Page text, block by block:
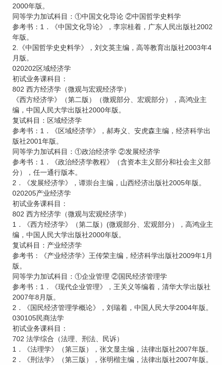
2000年版。
同等学力加试科目：①中国文化导论 ②中国哲学史料学
参考书：1．《中国文化导论》，李宗桂着，广东人民出版社2002
年版。
2.《中国哲学史史料学》，刘文英主编，高等教育出版社2003年4
月版。
020202区域经济学
初试业务课科目：
802 西方经济学（微观与宏观经济学）
《西方经济学》（第二版）（微观部分、宏观部分），高鸿业主
编，中国人民大学出版社2000年版。
复试科目：区域经济学
参考书：1．《区域经济学》，郝寿义、安虎森主编，经济科学出
版社2001年版。
同等学力加试科目：①政治经济学 ②发展经济学
参考书：1．《政治经济学教程》（含资本主义部分和社会主义部
分），任一通行版本。
2．《发展经济学》，谭崇台主编，山西经济出版社2005年版。
020205产业经济学
初试业务课科目：
802 西方经济学（微观与宏观经济学）
1．《西方经济学》（第二版）(微观部分、宏观部分），高鸿业主
编，中国人民大学出版社2000年版。
复试科目：产业经济学
参考书：《产业经济学》王传荣主编，经济科学出版社2009年1月
版。
同等学力加试科目：①企业管理 ②国民经济管理学
参考书：1．《现代企业管理》，王关义等编着，清华大学出版社
2007年8月版。
2．《国民经济管理学概论》，刘瑞着，中国人民大学2004年版。
030105民商法学
初试业务课科目：
702 法学综合（法理、刑法、民诉）
1．《法理学》（第三版），张文显主编，法律出版社2007年版。
2．《刑法学》（第三版），张明楷主编，法律出版社2007年版。